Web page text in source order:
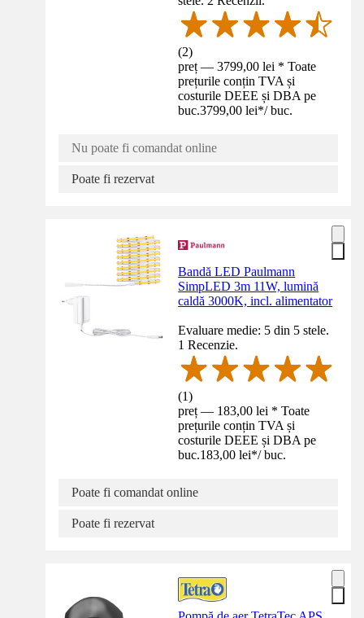
(2)
preț — 3799,00 lei * Toate
prețurile conțin TVA și
costurile DEEE și DBA pe
buc.3799,00 lei*/ buc.
Nu poate fi comandat online
Poate fi rezervat
Bandă LED Paulmann
SimpLED 3m 11W, lumină
caldă 3000K, incl. alimentator
Evaluare medie: 5 din 5 stele.
1 Recenzie.
(1)
preț — 183,00 lei * Toate
prețurile conțin TVA și
costurile DEEE și DBA pe
buc.183,00 lei*/ buc.
Poate fi comandat online
Poate fi rezervat